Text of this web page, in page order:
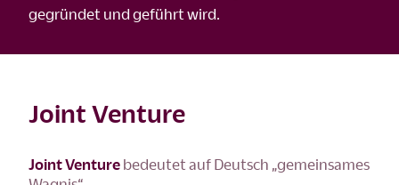
gegründet und geführt wird.
Joint Venture
Joint Venture bedeutet auf Deutsch „gemeinsames